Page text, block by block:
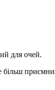
для очей.
більш